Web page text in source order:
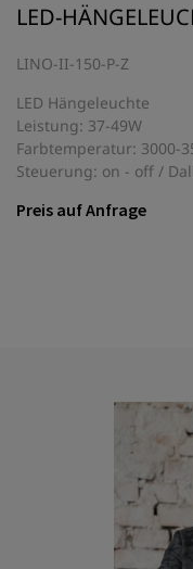
LED-
LINO-II-150-P-Z
LED Hängeleuchte
Leistung: 37-49W
Farbtemperatur: 3000-
Steuerung: on - off /
Preis auf Anfrage